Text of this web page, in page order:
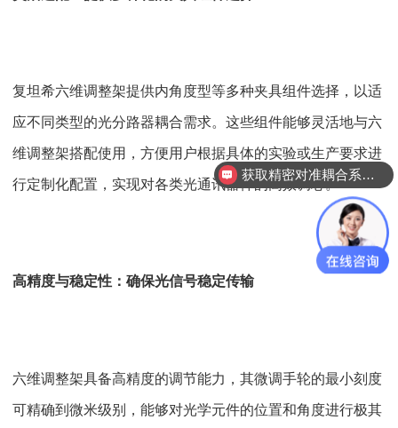
复坦希六维调整架提供内角度型等多种夹具组件选择，以适
应不同类型的光分路器耦合需求。这些组件能够灵活地与六
维调整架搭配使用，方便用户根据具体的实验或生产要求进
行定制化配置，实现对各类光通讯器件的高效调芯。
高精度与稳定性：确保光信号稳定传输
六维调整架具备高精度的调节能力，其微调手轮的最小刻度
可精确到微米级别，能够对光学元件的位置和角度进行极其
获取精密对准耦合系统技术方案